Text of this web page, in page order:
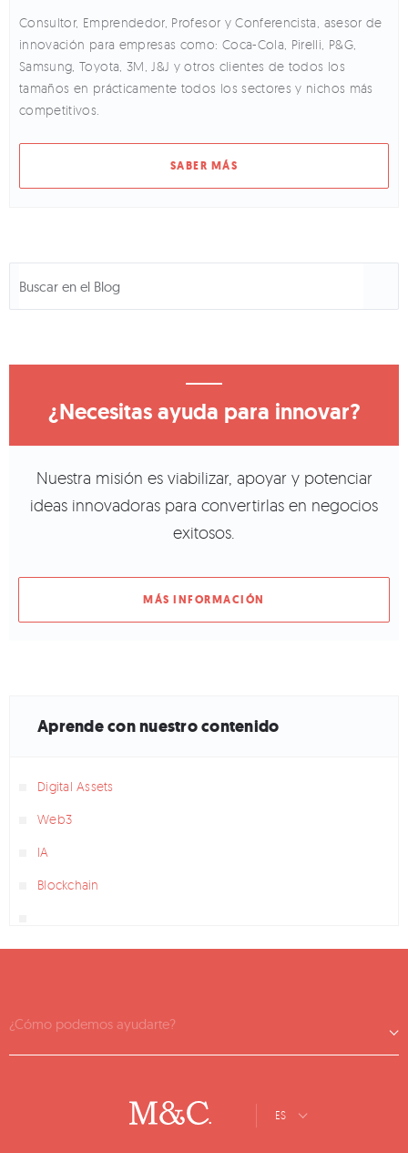
Consultor, Emprendedor, Profesor y Conferencista, asesor de
innovación para empresas como: Coca-Cola, Pirelli, P&G,
Samsung, Toyota, 3M, J&J y otros clientes de todos los
tamaños en prácticamente todos los sectores y nichos más
competitivos.
SABER MÁS
¿Necesitas ayuda para innovar?
Nuestra misión es viabilizar, apoyar y potenciar
ideas innovadoras para convertirlas en negocios
exitosos.
MÁS INFORMACIÓN
Aprende con nuestro contenido
Digital Assets
Web3
IA
Blockchain
¿Cómo podemos ayudarte?
ES